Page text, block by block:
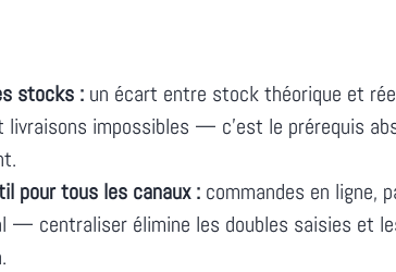
stocks : un écart entre stock théorique et
livraisons impossibles — c'est le prérequis
pour tous les canaux : commandes en ligne,
— centraliser élimine les doubles saisies et